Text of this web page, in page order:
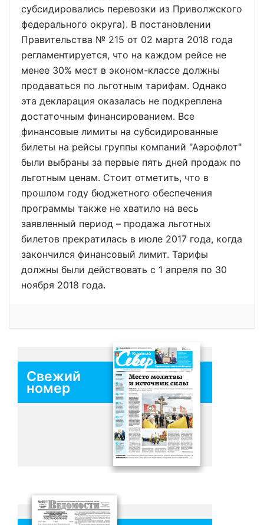
субсидировались перевозки из Приволжского
федерального округа). В постановлении
Правительства № 215 от 02 марта 2018 года
регламентируется, что на каждом рейсе не
менее 30% мест в эконом-классе должны
продаваться по льготным тарифам. Однако
эта декларация оказалась не подкреплена
достаточным финансированием. Все
финансовые лимиты на субсидированные
билеты на рейсы группы компаний "Аэрофлот"
были выбраны за первые пять дней продаж по
льготным ценам. Стоит отметить, что в
прошлом году бюджетного обеспечения
программы также не хватило на весь
заявленный период – продажа льготных
билетов прекратилась в июле 2017 года, когда
закончился финансовый лимит. Тарифы
должны были действовать с 1 апреля по 30
ноября 2018 года.
Свежий
номер